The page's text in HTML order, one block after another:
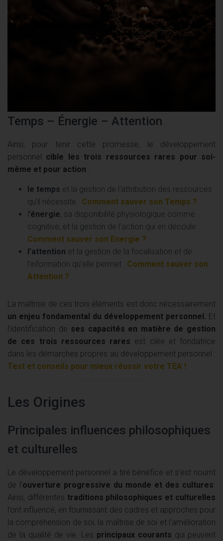
Temps – Énergie – Attention
Ainsi, pour tenir cette promesse, le développement
personnel cible les trois ressources rares pour soi-
même et pour action :
le temps et la gestion de l’attribution des ressources
qu’il nécessite : Comment sauver son Temps ?
l’énergie, sa disponibilité physiologique comme
cognitive, et la gestion de l’action qui en découle :
Comment sauver son Energie ?
l’attention et la gestion de la focalisation et de
l’information qu’elle permet : Comment sauver son
Attention ?
La maîtrise de ces trois éléments est donc nécessairement
un enjeu fondamental du développement personnel. Et
l’identification de ses capacités en matière de gestion
de ces trois ressources rares est clée et fondatrice
dans les démarches propres au développement personnel :
Test et conseils pour mieux réussir votre TEA !
Les Origines
Principales influences philosophiques
et culturelles
Le développement personnel a tiré bénéfice et s’est nourrit
de l’ouverture progressive du monde et des cultures
Ainsi, différentes traditions philosophiques et culturelles
l’ont influencé, en fournissant des cadres et approches pour
la compréhension de soi, la maîtrise de soi et l’amélioration
de la qualité de vie. Les principaux courants qui peuvent